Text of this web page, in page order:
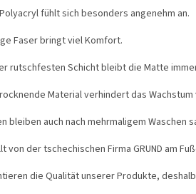
fühlt sich besonders angenehm an.
Faser bringt viel Komfort.
rutschfesten Schicht bleibt die Matte
Material verhindert das
bleiben auch nach mehrmaligem Waschen
von der tschechischen Firma GRUND am
die Qualität unserer Produkte,